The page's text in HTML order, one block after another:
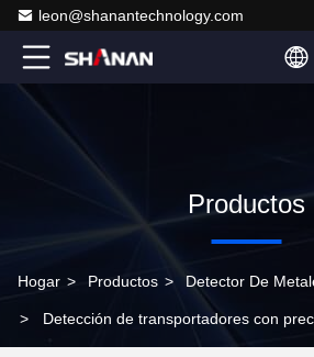
leon@shanantechnology.com
Productos
Hogar > Productos > Detector De
> Detección de transportadores con